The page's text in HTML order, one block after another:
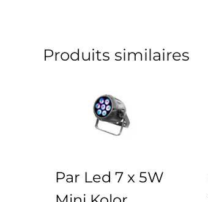
Produits similaires
Par Led 7 x 5W